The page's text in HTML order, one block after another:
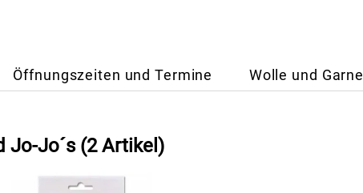
Öffnungszeiten und Termine Wolle und Garne
Jo-Jo´s(2 Artikel)